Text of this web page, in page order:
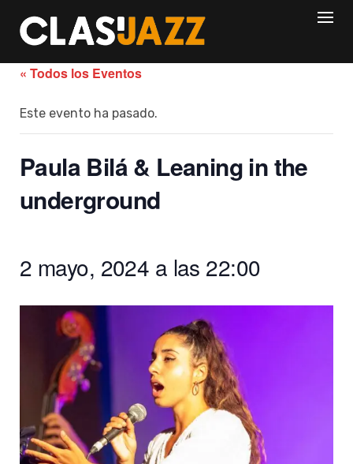
content
« Todos los Eventos
Este evento ha pasado.
Paula Bilá & Leaning in the
underground
2 mayo, 2024 a las 22:00